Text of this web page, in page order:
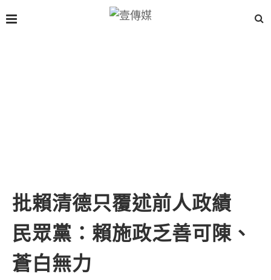
批賴清德只覆述前人政績
民眾黨：賴施政乏善可陳、
蒼白無力